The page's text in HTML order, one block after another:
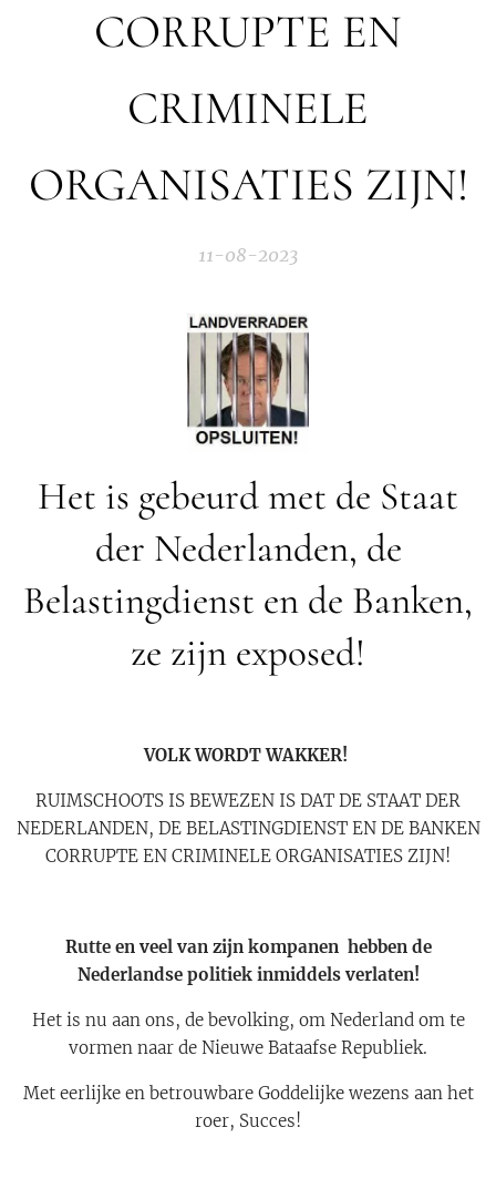
CORRUPTE EN
CRIMINELE
ORGANISATIES ZIJN!
11-08-2023
Het is gebeurd met de Staat
der Nederlanden, de
Belastingdienst en de Banken,
ze zijn exposed!
VOLK WORDT WAKKER!
RUIMSCHOOTS IS BEWEZEN IS DAT DE STAAT DER
NEDERLANDEN, DE BELASTINGDIENST EN DE BANKEN
CORRUPTE EN CRIMINELE ORGANISATIES ZIJN!
Rutte en veel van zijn kompanen hebben de
Nederlandse politiek inmiddels verlaten!
Het is nu aan ons, de bevolking, om Nederland om te
vormen naar de Nieuwe Bataafse Republiek.
Met eerlijke en betrouwbare Goddelijke wezens aan het
roer, Succes!